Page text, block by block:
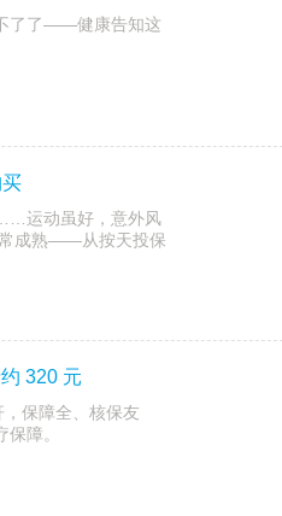
了了——健康告知这
运动虽好，意外风
常成熟——从按天投保
320 元
保障全、核保友
障。